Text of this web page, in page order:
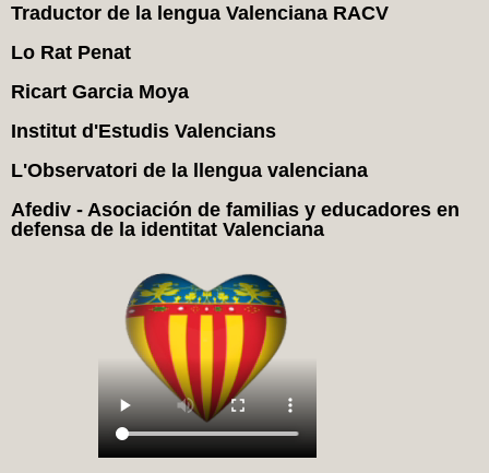
Traductor de la lengua Valenciana RACV
Lo Rat Penat
Ricart Garcia Moya
Institut d'Estudis Valencians
L'Observatori de la llengua valenciana
Afediv - Asociación de familias y educadores en
defensa de la identitat Valenciana